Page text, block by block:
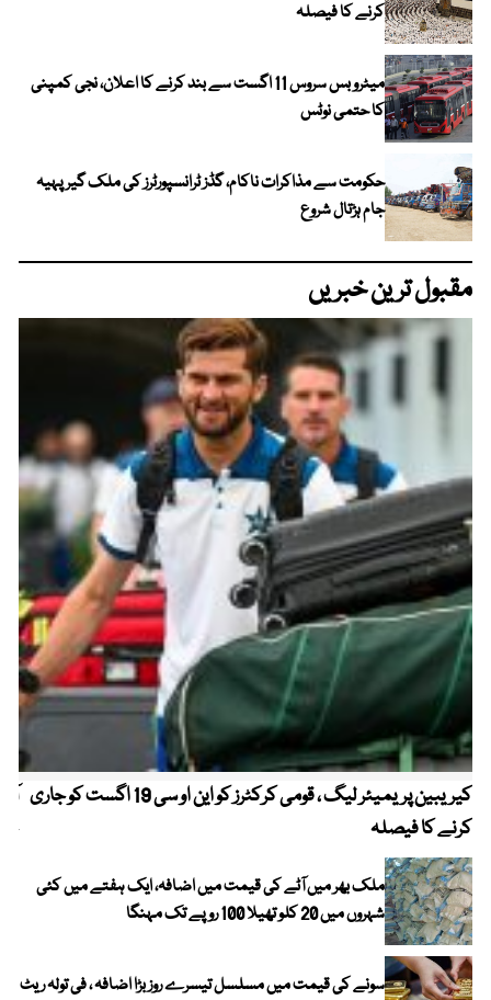
کرنے کا فیصلہ
میٹرو بس سروس 11 اگست سے بند کرنے کا اعلان، نجی کمپنی
کا حتمی نوٹس
حکومت سے مذاکرات ناکام، گڈز ٹرانسپورٹرز کی ملک گیر پہیہ
جام ہڑتال شروع
مقبول ترین خبریں
کیریبین پریمیئر لیگ ، قومی کرکٹرز کو این او سی 19 اگست کو جاری
کرنے کا فیصلہ
ملک بھر میں آٹے کی قیمت میں اضافہ، ایک ہفتے میں کئی
شہروں میں 20 کلو تھیلا 100 روپے تک مہنگا
سونے کی قیمت میں مسلسل تیسرے روز بڑا اضافہ ، فی تولہ ریٹ